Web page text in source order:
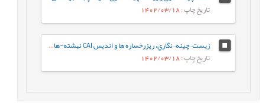
تاریخ چاپ: 1402/03/18
زيست¬چينه¬نگاري، ريزرخساره ها و انديس CAI نهشته-هاي دونين پسين در برش کال سردر شمال شرق طبس بر اساس فوناي کنودونتي
تاریخ چاپ: 1402/03/18